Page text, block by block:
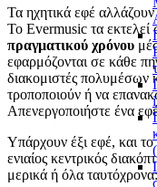
Τα ηχητικά εφέ
Το Evermusic τα
πραγματικού χρόνου
εφαρμόζονται σε κάθε
διακομιστές πολυμέσων
τροποποιούν ή να
Απενεργοποιήστε ένα
Υπάρχουν έξι εφέ, και το
ενιαίος κεντρικός
μερικά ή όλα ταυτόχρονα: